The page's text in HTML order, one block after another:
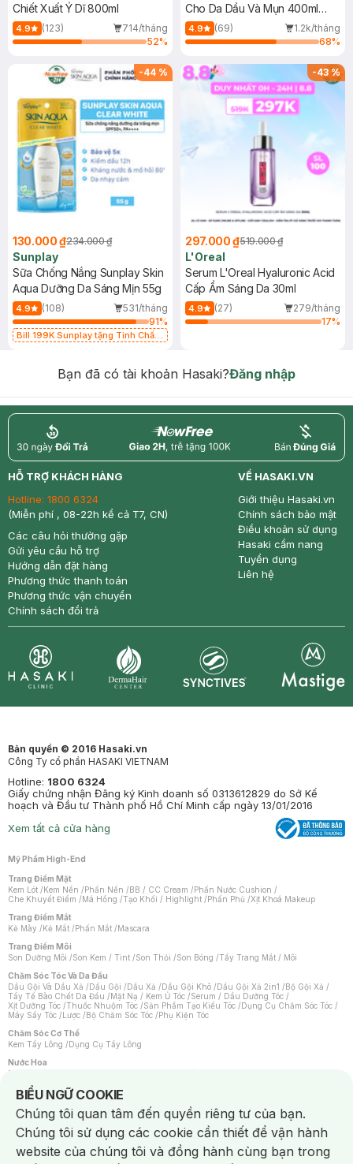
Chiết Xuất Ý Dĩ 800ml
4.9 (123)
714/tháng
52%
Cho Da Dầu Và Mụn 400ml
(Mới)
4.9 (69)
1.2k/tháng
68%
-44 %
130.000 ₫234.000 ₫
Sunplay
Sữa Chống Nắng Sunplay Skin
Aqua Dưỡng Da Sáng Mịn 55g
4.9 (108)
531/tháng
91%
Bill 199K Sunplay tặng Tinh Chất
-43%
297.000 ₫519.000 ₫
L'Oreal
Serum L'Oreal Hyaluronic Acid
Cấp Ẩm Sáng Da 30ml
4.9 (27)
279/tháng
17%
Bạn đã có tài khoản Hasaki?Đăng nhập
return nowfree price
HỖ TRỢ KHÁCH HÀNG
Hotline: 1800 6324
(Miễn phí , 08-22h kể cả T7, CN)
Các câu hỏi thường gặp
Gửi yêu cầu hỗ trợ
Hướng dẫn đặt hàng
Phương thức thanh toán
Phương thức vận chuyển
Chính sách đổi trả
VỀ HASAKI.VN
Giới thiệu Hasaki.vn
Chính sách bảo mật
Điều khoản sử dụng
Hasaki cẩm nang
Tuyển dụng
Liên hệ
Bản quyền © 2016 Hasaki.vn
Công Ty cổ phần HASAKI VIETNAM
Hotline: 1800 6324
Giấy chứng nhận Đăng ký Kinh doanh số 0313612829 do Sở Kế
hoạch và Đầu tư Thành phố Hồ Chí Minh cấp ngày 13/01/2016
Xem tất cả cửa hàng
Mỹ Phẩm High-End
Trang Điểm Mặt
Kem Lót /Kem Nền /Phấn Nền /BB / CC Cream /Phấn Nước Cushion /
Che Khuyết Điểm /Má Hồng /Tạo Khối / Highlight /Phấn Phủ /Xịt Khoá Makeup
Trang Điểm Mắt
Kẻ Mày /Kẻ Mắt /Phấn Mắt /Mascara
Trang Điểm Môi
Son Dưỡng Môi /Son Kem / Tint /Son Thỏi /Son Bóng /Tẩy Trang Mắt / Môi
Chăm Sóc Tóc Và Da Đầu
Dầu Gội Và Dầu Xả /Dầu Gội /Dầu Xả /Dầu Gội Khô /Dầu Gội Xả 2in1 /Bộ Gội Xả /
Tẩy Tế Bào Chết Da Đầu /Mặt Nạ / Kem Ủ Tóc /Serum / Dầu Dưỡng Tóc /
Xịt Dưỡng Tóc /Thuốc Nhuộm Tóc /Sản Phẩm Tạo Kiểu Tóc /Dụng Cụ Chăm Sóc Tóc /
Máy Sấy Tóc /Lược /Bộ Chăm Sóc Tóc /Phụ Kiện Tóc
Chăm Sóc Cơ Thể
Kem Tẩy Lông /Dụng Cụ Tẩy Lông
Nước Hoa
Nước Hoa Nữ
Chăm Sóc Cá Nhân
Chống Muỗi /Khẩu Trang /Máy Massage/Mặt Nạ Xông Hơi /Nước Rửa Tay/
Sản Phẩm Chăm Sóc Khác /Bàn Chải Đánh Răng /Bàn Chải Điện/
Hỗ Trợ Trắng Răng/Kem Đánh Răng /Máy Tăm Nước/ Nước Súc Miệng/
Tăm / Chỉ Nha Khoa/ Xịt Thơm Miệng / Dung Dịch Vệ Sinh/Dưỡng Vùng Kín/
Khăn Ướt Vệ Sinh Vùng Kín/Băng Vệ Sinh/Tampon/Bọt Cạo Râu /Dao Cạo Râu/
Máy Cạo Râu
BIỂU NGỮ COOKIE
Notice about cookies usage
Chúng tôi quan tâm đến quyền riêng tư của bạn.
Chúng tôi sử dụng các cookie cần thiết để vận hành
website của chúng tôi và đồng hành cùng bạn trong